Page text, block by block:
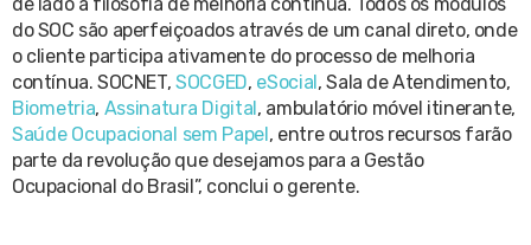
do SOC são aperfeiçoados através de um canal direto, onde
o cliente participa ativamente do processo de melhoria
contínua. SOCNET, SOCGED, eSocial, Sala de Atendimento,
Biometria, Assinatura Digital, ambulatório móvel itinerante,
Saúde Ocupacional sem Papel, entre outros recursos farão
parte da revolução que desejamos para a Gestão
Ocupacional do Brasil”, conclui o gerente.